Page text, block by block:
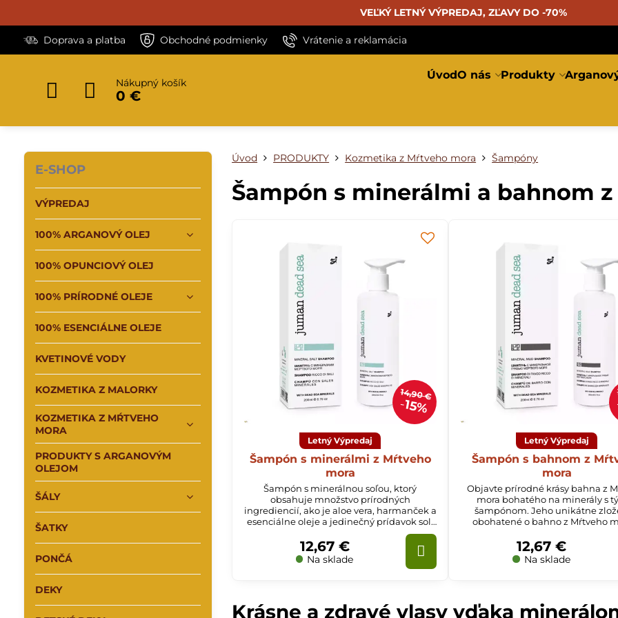
VEĽKÝ LETNÝ VÝPREDAJ, ZĽAVY DO -70%
Doprava a platba Obchodné podmienky Vrátenie a reklamácia
Nákupný košík
0 €
ÚvodO nás Produkty
Úvod PRODUKTY Kozmetika z Mŕtveho mora Šampóny
Šampón s minerálmi a bahnom
14,90 €
15%
Letný Výpredaj
Šampón s minerálmi z Mŕtveho
mora
Šampón s minerálnou soľou, ktorý
obsahuje množstvo prírodných
ingrediencií, ako je aloe vera, harmanček a
esenciálne oleje a jedinečný prídavok soli
z Mŕtveho mora, čistí, vyživuje a zjemňuje
vlasy a hydratuje pokožku hlavy.
Na sklade
12,67 €
Letný Výpredaj
Šampón s bahnom z
mora
Objavte prírodné krásy bahna z
mora bohatého na minerály s
šampónom. Jeho unikátne
obohatené o bahno z Mŕtveho
rastlinné extrakty, čistí a vyživuje
a pokožku hlavy, vďaka čomu sú
hladké a silné s jemnou
vôňou.
Na sklade
12,67 €
Krásne a zdravé vlasy vďaka
E-SHOP
VÝPREDAJ
100% ARGANOVÝ OLEJ
100% OPUNCIOVÝ OLEJ
100% PRÍRODNÉ OLEJE
100% ESENCIÁLNE OLEJE
KVETINOVÉ VODY
KOZMETIKA Z MALORKY
KOZMETIKA Z MŔTVEHO
MORA
PRODUKTY S ARGANOVÝM
OLEJOM
ŠÁLY
ŠATKY
PONČÁ
DEKY